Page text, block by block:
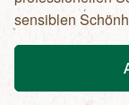
sensiblen